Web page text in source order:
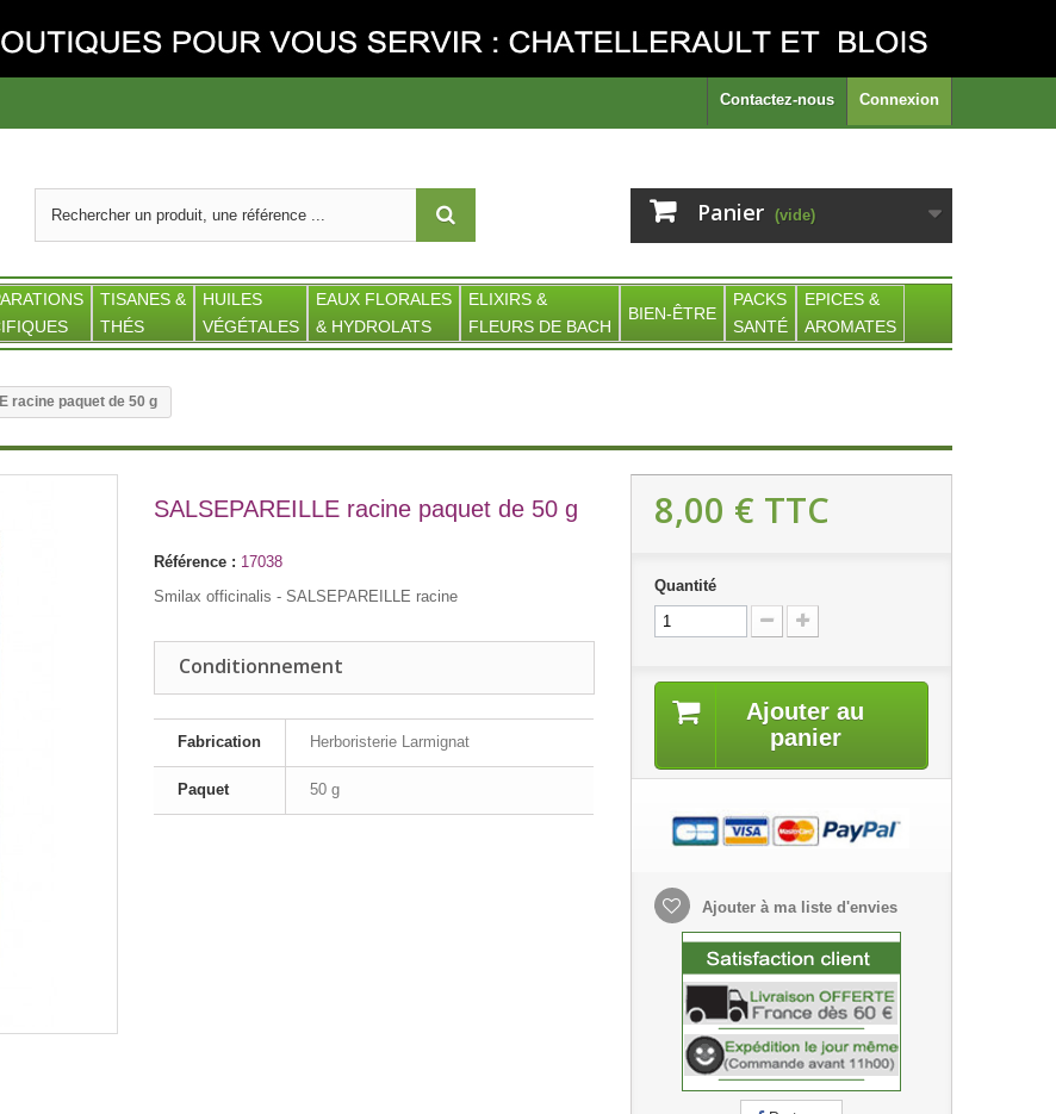
Connexion
Contactez-nous
Panier (vide)
TISANES &
THÉS
HUILES
VÉGÉTALES
EAUX FLORALES
& HYDROLATS
ELIXIRS &
FLEURS DE BACH
BIEN-ÊTRE
PACKS
SANTÉ
EPICES &
AROMATES
racine paquet de 50 g
SALSEPAREILLE racine paquet de 50 g
Référence : 17038
Smilax officinalis - SALSEPAREILLE racine
Conditionnement
Fabrication Herboristerie Larmignat
Paquet 50 g
8,00 € TTC
Quantité
Ajouter au
panier
Ajouter à ma liste d'envies